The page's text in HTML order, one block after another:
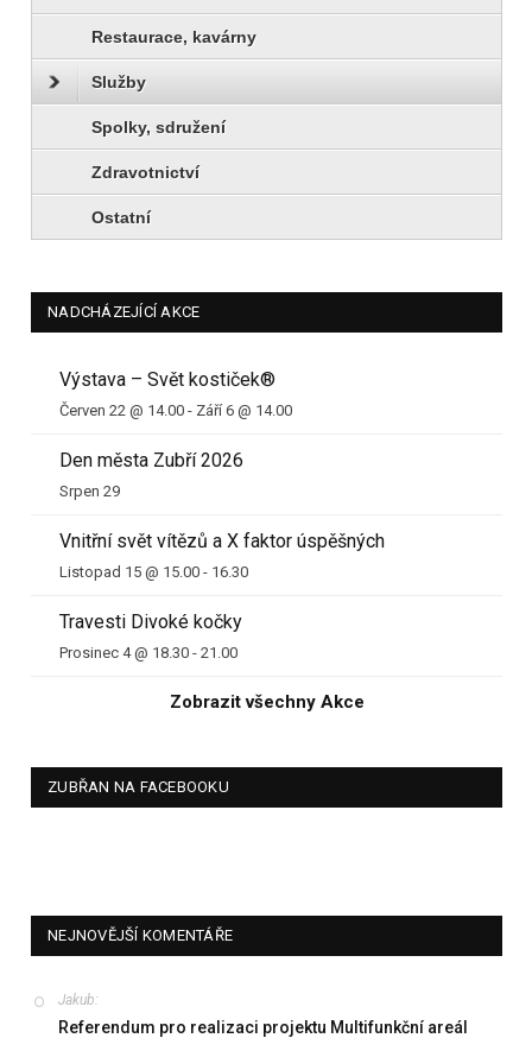
Restaurace, kavárny
Služby
Spolky, sdružení
Zdravotnictví
Ostatní
NADCHÁZEJÍCÍ AKCE
Výstava – Svět kostiček®
Červen 22 @ 14.00 - Září 6 @ 14.00
Den města Zubří 2026
Srpen 29
Vnitřní svět vítězů a X faktor úspěšných
Listopad 15 @ 15.00 - 16.30
Travesti Divoké kočky
Prosinec 4 @ 18.30 - 21.00
Zobrazit všechny Akce
ZUBŘAN NA FACEBOOKU
NEJNOVĚJŠÍ KOMENTÁŘE
Jakub:
Referendum pro realizaci projektu Multifunkční areál